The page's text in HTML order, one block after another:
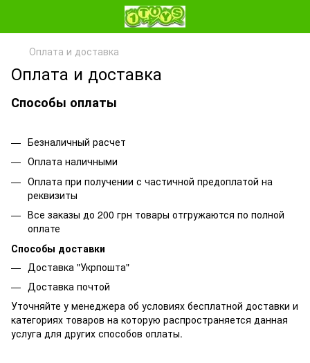
Оплата и доставка
Оплата и доставка
Способы оплаты
Безналичный расчет
Оплата наличными
Оплата при получении с частичной предоплатой на
реквизиты
Все заказы до 200 грн товары отгружаются по полной
оплате
Способы доставки
Доставка "Укрпошта"
Доставка почтой
Уточняйте у менеджера об условиях бесплатной доставки и
категориях товаров на которую распространяется данная
услуга для других способов оплаты.